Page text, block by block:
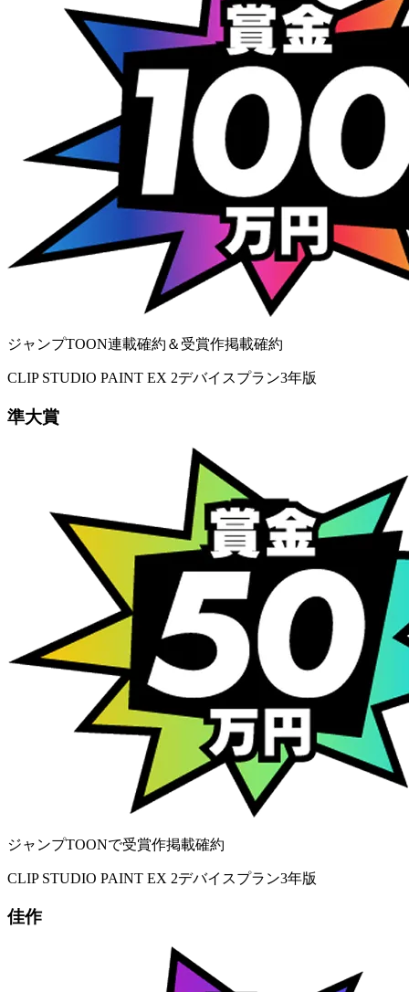
ジャンプTOON連載確約＆受賞作掲載確約
CLIP STUDIO PAINT EX 2デバイスプラン3年版
準大賞
ジャンプTOONで受賞作掲載確約
CLIP STUDIO PAINT EX 2デバイスプラン3年版
佳作